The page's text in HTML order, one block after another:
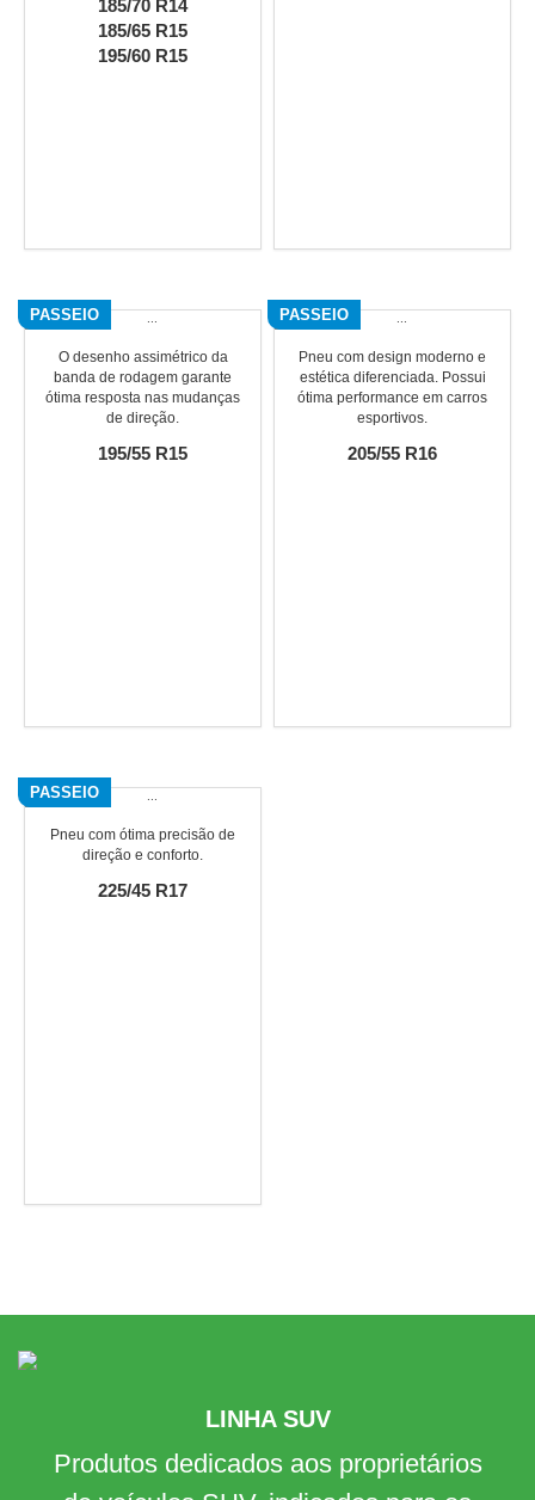
185/70 R14
185/65 R15
195/60 R15
PASSEIO
O desenho assimétrico da
banda de rodagem garante
ótima resposta nas mudanças
de direção.
195/55 R15
PASSEIO
Pneu com design moderno e
estética diferenciada. Possui
ótima performance em carros
esportivos.
205/55 R16
PASSEIO
Pneu com ótima precisão de
direção e conforto.
225/45 R17
LINHA SUV
Produtos dedicados aos proprietários